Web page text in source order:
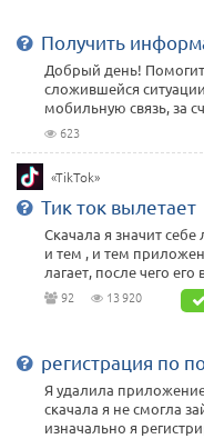
Получить
Добрый день!
сложившейся
мобильную связь, за
623
«TikTok»
Тик ток вылетает
Скачала я значит
и тем , и тем
лагает, после чего
92 13 920
регистрация по
Я удалила приложение
скачала я не смогла
изначально я